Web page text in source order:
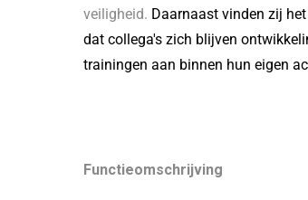
veiligheid. Daarnaast vinden zij
dat collega's zich blijven
trainingen aan binnen hun eigen
Functieomschrijving